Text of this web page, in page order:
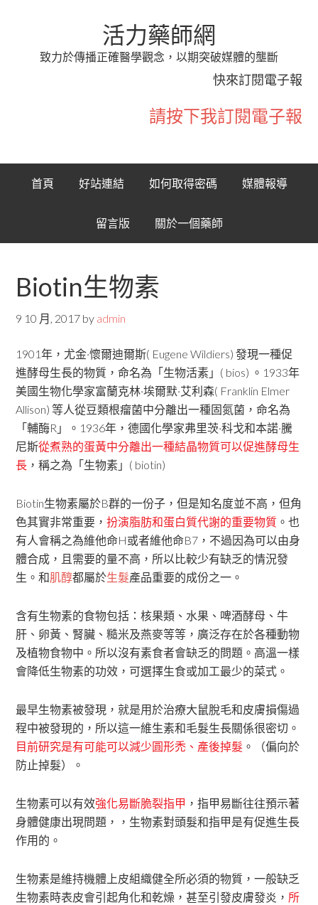
活力藥師網
致力於傳播正確醫學觀念，以期突破媒體的壟斷
快來訂閱電子報
請按下我訂閱電子報
首頁 好站連結 如何取得密碼 媒體報導
留言版 關於一個藥師
Biotin生物素
9 10 月, 2017 by admin
1901年，尤金·懷爾迪爾斯( Eugene Wildiers) 發現一種促
進酵母生長的物質，命名為「生物活素」( bios) 。1933年
美國生物化學家富蘭克林·埃爾默·艾利森( Franklin Elmer
Allison) 等人從豆類根瘤菌中分離出一種固氮菌，命名為
「輔酶R」。1936年，德國化學家弗里茨·科戈和本諾·騰
尼斯從煮熟的蛋黃中分離出一種結晶物質可以促進酵母生
長 ，稱之為「生物素」( biotin)
Biotin生物素屬於B群的一份子，但是知名度並不高，但角
色其實非常重要，扮演脂肪和蛋白質代謝的重要物質 。也
有人會稱之為維他命H或者維他命B7，不過因為可以由身
體合成，且需要的量不高，所以比較少有缺乏的情況發
生。和肌醇都屬於生髮產品重要的成份之一。
含有生物素的食物包括：核果類、水果、啤酒酵母、牛
肝、卵黃、腎臟、糙米及燕麥等等，廣泛存在於各種動物
及植物食物中。所以沒有素食者會缺乏的問題。高溫一樣
會降低生物素的功效，可選擇生食或加工最少的菜式。
最早生物素被發現，就是用於治療大鼠脫毛和皮膚損傷過
程中被發現的，所以這一維生素和毛髮生長關係很密切。
目前研究是有可能可以減少圓形禿、產後掉髮 。（偏向於
防止掉髮）。
生物素可以有效強化易斷脆裂指甲 ，指甲易斷往往預示著
身體健康出現問題，，生物素對頭髮和指甲是有促進生長
作用的。
生物素是維持機體上皮組織健全所必須的物質，一般缺乏
生物素時表皮會引起角化和乾燥，甚至引發皮膚發炎， 所